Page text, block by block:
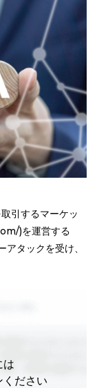
引するマーケッ
)を運営する
タックを受け、
は
ださい